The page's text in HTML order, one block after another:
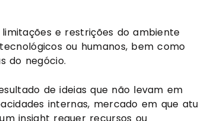
e restrições do ambiente
ou humanos, bem como
do negócio.
de ideias que não levam em
internas, mercado em que